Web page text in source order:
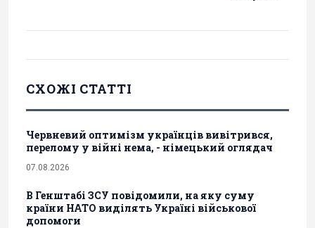
СХОЖІ СТАТТІ
Червневий оптимізм українців вивітрився,
перелому у війні нема, - німецький оглядач
07.08.2026
В Генштабі ЗСУ повідомили, на яку суму
країни НАТО виділять Україні військової
допомоги